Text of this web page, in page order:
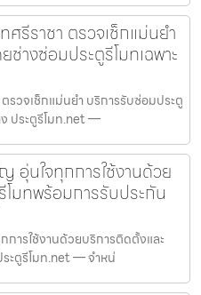
ศรีราชา ตรวจเช็กแม่นยำ
างซ่อมประตูรีโมทเฉพาะ
รวจเช็กแม่นยำ บริการรับซ่อมประตู
ง ประตูรีโมท.net —
อุ่นใจทุกการใช้งานด้วย
มทพร้อมการรับประกัน
การใช้งานด้วยบริการติดตั้งและ
ะตูรีโมท.net — จำหน่